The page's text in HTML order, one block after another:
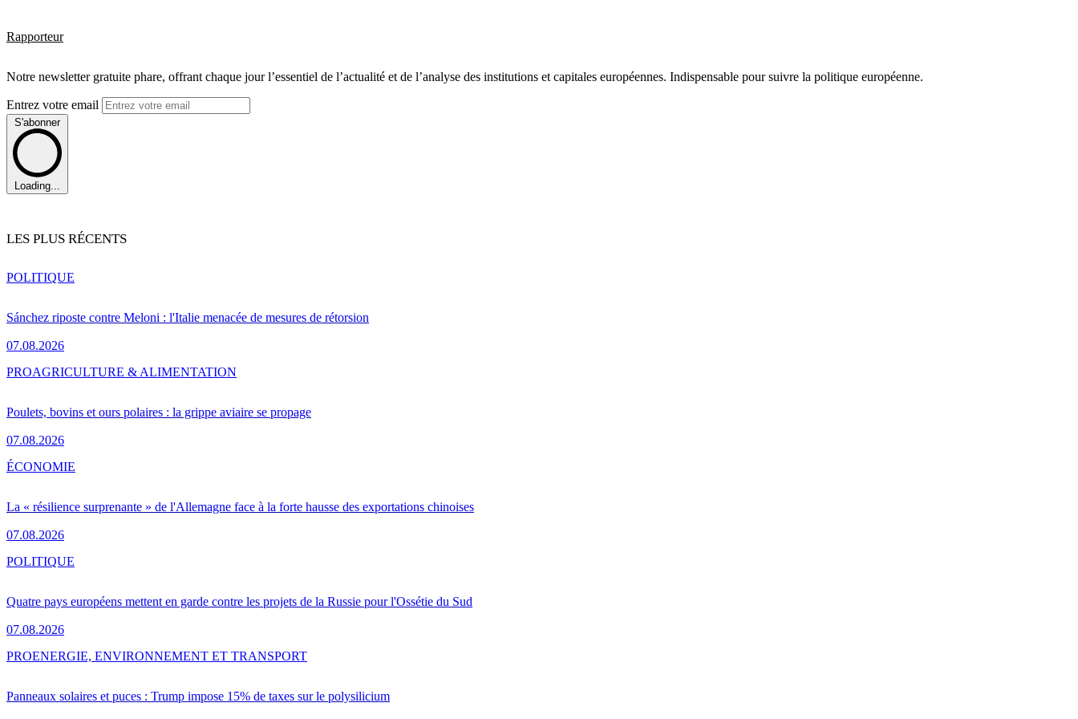
Rapporteur
Notre newsletter gratuite phare, offrant chaque jour l’essentiel de l’actualité et de l’analyse des institutions et capitales européennes. Indispensable pour suivre la politique européenne.
Entrez votre email
S'abonner
Loading...
LES PLUS RÉCENTS
Sánchez riposte contre Meloni : l'Italie menacée de mesures de rétorsion
07.08.2026
POLITIQUE
Poulets, bovins et ours polaires : la grippe aviaire se propage
07.08.2026
PROAGRICULTURE & ALIMENTATION
La « résilience surprenante » de l'Allemagne face à la forte hausse des exportations chinoises
07.08.2026
ÉCONOMIE
Quatre pays européens mettent en garde contre les projets de la Russie pour l'Ossétie du Sud
07.08.2026
POLITIQUE
Panneaux solaires et puces : Trump impose 15% de taxes sur le polysilicium
PROENERGIE, ENVIRONNEMENT ET TRANSPORT